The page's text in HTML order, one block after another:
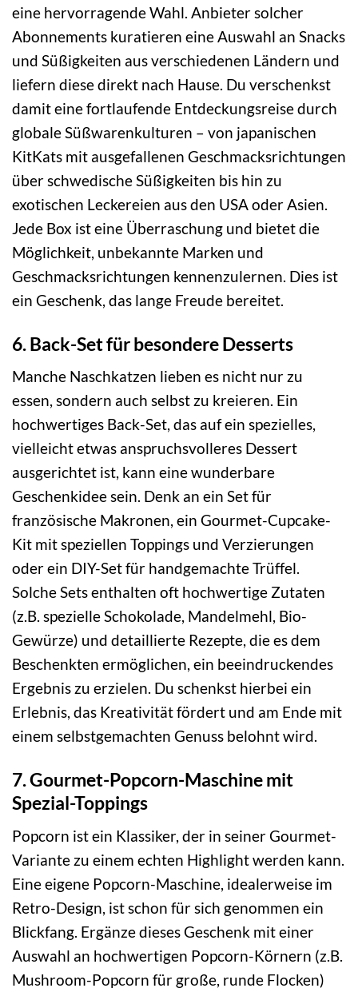
eine hervorragende Wahl. Anbieter solcher
Abonnements kuratieren eine Auswahl an Snacks
und Süßigkeiten aus verschiedenen Ländern und
liefern diese direkt nach Hause. Du verschenkst
damit eine fortlaufende Entdeckungsreise durch
globale Süßwarenkulturen – von japanischen
KitKats mit ausgefallenen Geschmacksrichtungen
über schwedische Süßigkeiten bis hin zu
exotischen Leckereien aus den USA oder Asien.
Jede Box ist eine Überraschung und bietet die
Möglichkeit, unbekannte Marken und
Geschmacksrichtungen kennenzulernen. Dies ist
ein Geschenk, das lange Freude bereitet.
6. Back-Set für besondere Desserts
Manche Naschkatzen lieben es nicht nur zu
essen, sondern auch selbst zu kreieren. Ein
hochwertiges Back-Set, das auf ein spezielles,
vielleicht etwas anspruchsvolleres Dessert
ausgerichtet ist, kann eine wunderbare
Geschenkidee sein. Denk an ein Set für
französische Makronen, ein Gourmet-Cupcake-
Kit mit speziellen Toppings und Verzierungen
oder ein DIY-Set für handgemachte Trüffel.
Solche Sets enthalten oft hochwertige Zutaten
(z.B. spezielle Schokolade, Mandelmehl, Bio-
Gewürze) und detaillierte Rezepte, die es dem
Beschenkten ermöglichen, ein beeindruckendes
Ergebnis zu erzielen. Du schenkst hierbei ein
Erlebnis, das Kreativität fördert und am Ende mit
einem selbstgemachten Genuss belohnt wird.
7. Gourmet-Popcorn-Maschine mit
Spezial-Toppings
Popcorn ist ein Klassiker, der in seiner Gourmet-
Variante zu einem echten Highlight werden kann.
Eine eigene Popcorn-Maschine, idealerweise im
Retro-Design, ist schon für sich genommen ein
Blickfang. Ergänze dieses Geschenk mit einer
Auswahl an hochwertigen Popcorn-Körnern (z.B.
Mushroom-Popcorn für große, runde Flocken)